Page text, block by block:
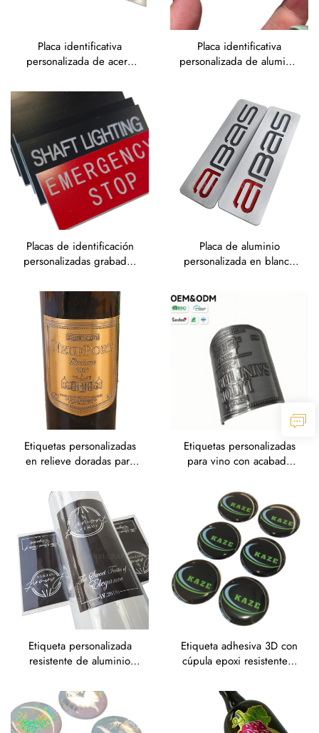
Placa identificativa
personalizada de acero
etiquetas metálicas
industriales grabadas por
corrosión, etiquetas
resistentes a la corrosión
Placa identificativa
personalizada de aluminio
metálicas para
seguimiento de activos
Placas de identificación
personalizadas grabadas
Placa de aluminio
personalizada en blanco
pegatina metálica
impresa, etiqueta de
acero inoxidable grabada
Etiquetas personalizadas
en relieve doradas para
château de Burdeos
Etiquetas personalizadas
para vino con acabado
relieve, estilo vintage, en
forma de escudo
Etiqueta personalizada
resistente de aluminio
con adhesivo, dorada,
para perfumes, etiqueta
adhesiva de papel
Etiqueta adhesiva 3D con
cúpula epoxi resistente a
personalizada, negra,
rosa láser, transparente y
cristalina